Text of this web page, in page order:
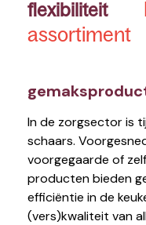
flexibiliteit
assortiment
In de zorgsector is
schaars.
voorgegaarde of
producten bieden
efficiëntie in de
(vers)kwaliteit van